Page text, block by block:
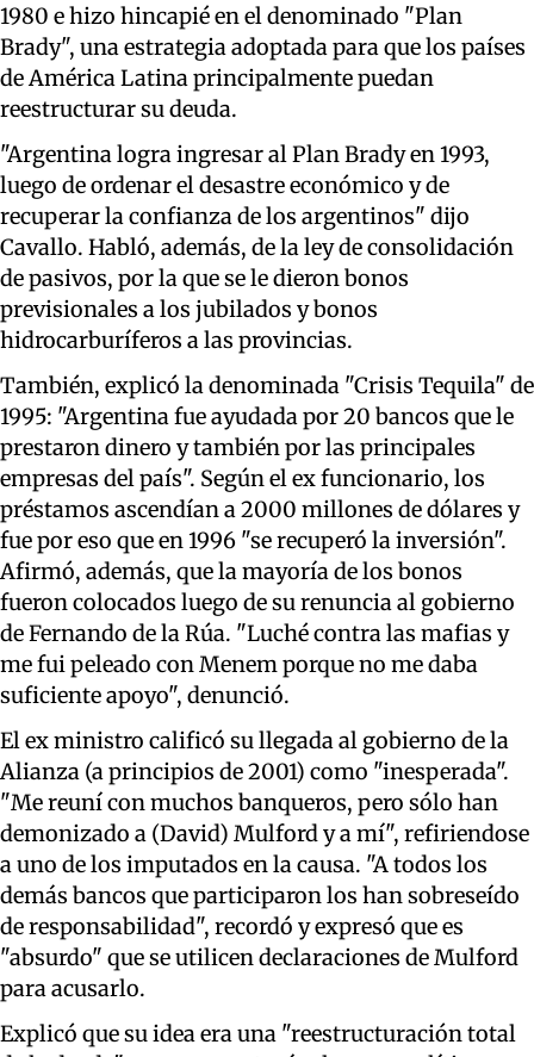
1980 e hizo hincapié en el denominado "Plan
Brady", una estrategia adoptada para que los países
de América Latina principalmente puedan
reestructurar su deuda.
"Argentina logra ingresar al Plan Brady en 1993,
luego de ordenar el desastre económico y de
recuperar la confianza de los argentinos" dijo
Cavallo. Habló, además, de la ley de consolidación
de pasivos, por la que se le dieron bonos
previsionales a los jubilados y bonos
hidrocarburíferos a las provincias.
También, explicó la denominada "Crisis Tequila" de
1995: "Argentina fue ayudada por 20 bancos que le
prestaron dinero y también por las principales
empresas del país". Según el ex funcionario, los
préstamos ascendían a 2000 millones de dólares y
fue por eso que en 1996 "se recuperó la inversión".
Afirmó, además, que la mayoría de los bonos
fueron colocados luego de su renuncia al gobierno
de Fernando de la Rúa. "Luché contra las mafias y
me fui peleado con Menem porque no me daba
suficiente apoyo", denunció.
El ex ministro calificó su llegada al gobierno de la
Alianza (a principios de 2001) como "inesperada".
"Me reuní con muchos banqueros, pero sólo han
demonizado a (David) Mulford y a mí", refiriendose
a uno de los imputados en la causa. "A todos los
demás bancos que participaron los han sobreseído
de responsabilidad", recordó y expresó que es
"absurdo" que se utilicen declaraciones de Mulford
para acusarlo.
Explicó que su idea era una "reestructuración total